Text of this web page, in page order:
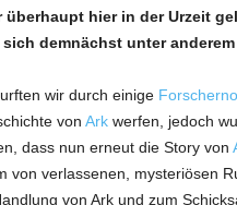
überhaupt hier in der Urzeit
demnächst unter
wir durch einige
von Arkwerfen, jedoch
dass nun erneut die Story von
von verlassenen, mysteriösen
von Ark und zum